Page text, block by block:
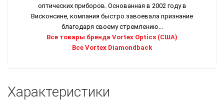
оптических приборов. Основанная в 2002 году в
Висконсине, компания быстро завоевала признание
благодаря своему стремлению...
Все товары бренда Vortex Optics (США)
Все Vortex Diamondback
Характеристики